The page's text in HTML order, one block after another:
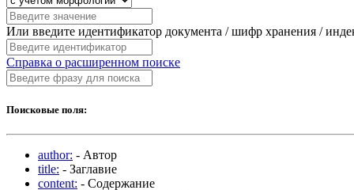
Или введите идентификатор документа / шифр хранения /
Справка о расширенном поиске
Поисковые поля:
author: - Автор
title: - Заглавие
content: - Содержание